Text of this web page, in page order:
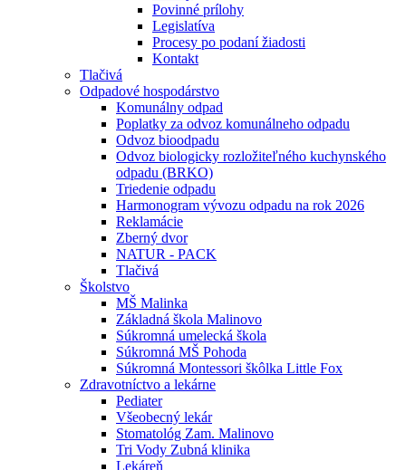
Povinné prílohy
Legislatíva
Procesy po podaní žiadosti
Kontakt
Tlačivá
Odpadové hospodárstvo
Komunálny odpad
Poplatky za odvoz komunálneho odpadu
Odvoz bioodpadu
Odvoz biologicky rozložiteľného kuchynského
odpadu (BRKO)
Triedenie odpadu
Harmonogram vývozu odpadu na rok 2026
Reklamácie
Zberný dvor
NATUR - PACK
Tlačivá
Školstvo
MŠ Malinka
Základná škola Malinovo
Súkromná umelecká škola
Súkromná MŠ Pohoda
Súkromná Montessori škôlka Little Fox
Zdravotníctvo a lekárne
Pediater
Všeobecný lekár
Stomatológ Zam. Malinovo
Tri Vody Zubná klinika
Lekáreň